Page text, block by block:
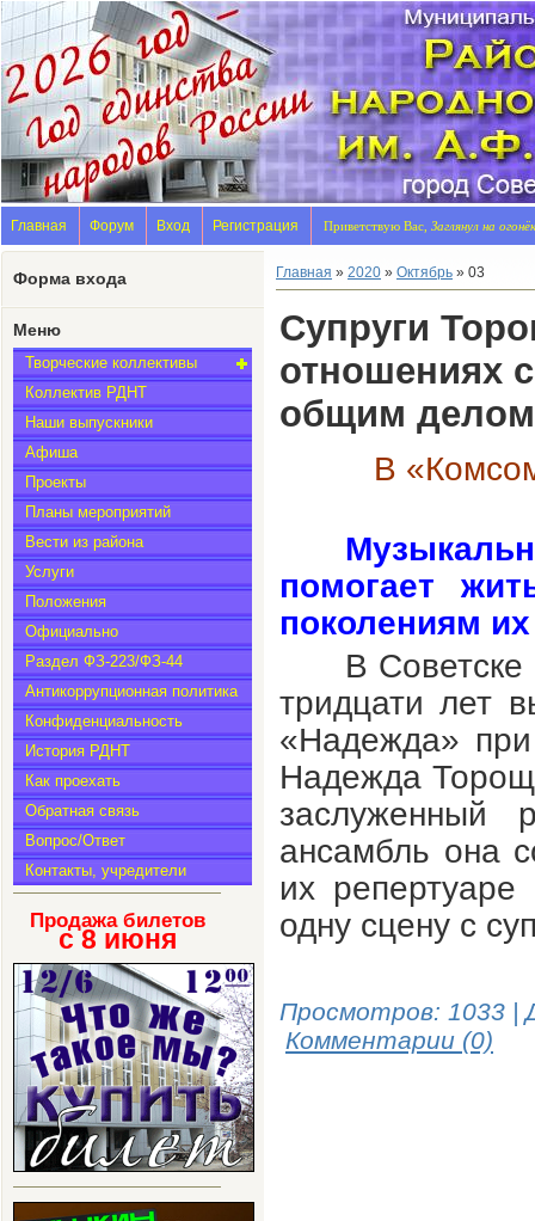
Главная Форум Вход Регистрация Приветствую Вас, Заглянул на огонёк
Форма входа
Меню
Творческие коллективы
Коллектив РДНТ
Наши выпускники
Афиша
Проекты
Планы мероприятий
Вести из района
Услуги
Положения
Официально
Раздел ФЗ-223/ФЗ-44
Антикоррупционная политика
Конфиденциальность
История РДНТ
Как проехать
Обратная связь
Вопрос/Ответ
Контакты, учредители
Продажа билетов
с 8 июня
Главная » 2020 » Октябрь » 03
Супруги
отношениях
общим
В
помогает
поколениям
В Советске
тридцати лет
«Надежда»
Надежда
заслуженный
ансамбль она
их
одну сцену с
Просмотров: 1033 |
Комментарии (0)